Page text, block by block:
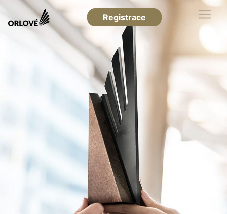
Registrace